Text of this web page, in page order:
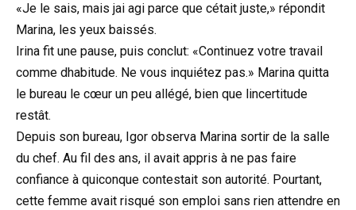
«Je le sais, mais jai agi parce que cétait juste,» répondit
Marina, les yeux baissés.
Irina fit une pause, puis conclut: «Continuez votre travail
comme dhabitude. Ne vous inquiétez pas.» Marina quitta
le bureau le cœur un peu allégé, bien que lincertitude
restât.
Depuis son bureau, Igor observa Marina sortir de la salle
du chef. Au fil des ans, il avait appris à ne pas faire
confiance à quiconque contestait son autorité. Pourtant,
cette femme avait risqué son emploi sans rien attendre en